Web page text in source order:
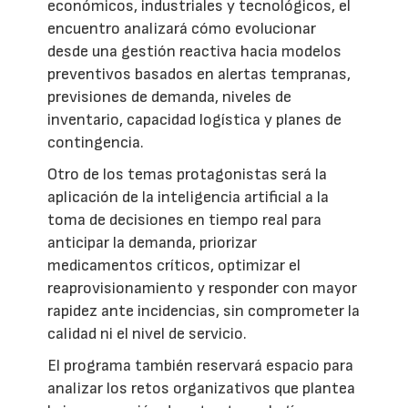
económicos, industriales y tecnológicos, el
encuentro analizará cómo evolucionar
desde una gestión reactiva hacia modelos
preventivos basados en alertas tempranas,
previsiones de demanda, niveles de
inventario, capacidad logística y planes de
contingencia.
Otro de los temas protagonistas será la
aplicación de la inteligencia artificial a la
toma de decisiones en tiempo real para
anticipar la demanda, priorizar
medicamentos críticos, optimizar el
reaprovisionamiento y responder con mayor
rapidez ante incidencias, sin comprometer la
calidad ni el nivel de servicio.
El programa también reservará espacio para
analizar los retos organizativos que plantea